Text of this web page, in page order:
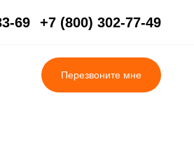
69 +7 (800) 302-77-49
Перезвоните мне